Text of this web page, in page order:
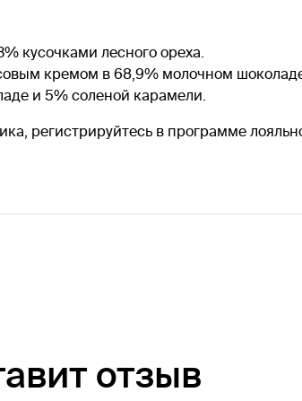
кусочками лесного ореха.
кремом в 68,9% молочном
и 5% соленой карамели.
регистрируйтесь в программе
отзыв